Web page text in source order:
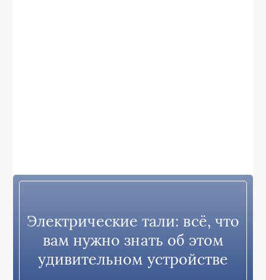
Электрические тали: всё, что
вам нужно знать об этом
удивительном устройстве